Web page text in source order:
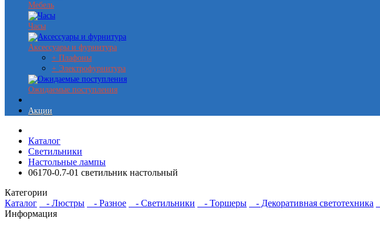
Мебель
Часы
Аксессуары и фурнитура
+ Плафоны
+ Электрофурнитура
Ожидаемые поступления
Акции
Каталог
Светильники
Настольные лампы
06170-0.7-01 светильник настольный
Категории
Каталог
- Люстры - Разное - Светильники - Торшеры - Декоративная светотехника
Информация